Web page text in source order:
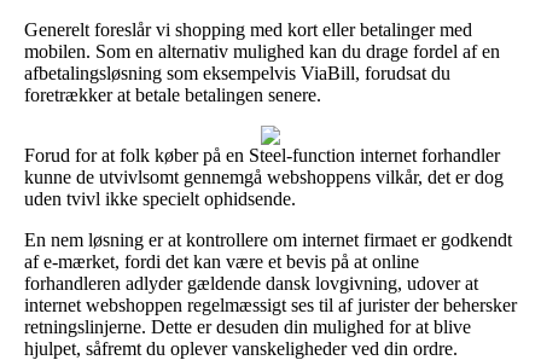
Generelt foreslår vi shopping med kort eller betalinger med
mobilen. Som en alternativ mulighed kan du drage fordel af en
afbetalingsløsning som eksempelvis ViaBill, forudsat du
foretrækker at betale betalingen senere.
Forud for at folk køber på en Steel-function internet forhandler
kunne de utvivlsomt gennemgå webshoppens vilkår, det er dog
uden tvivl ikke specielt ophidsende.
En nem løsning er at kontrollere om internet firmaet er godkendt
af e-mærket, fordi det kan være et bevis på at online
forhandleren adlyder gældende dansk lovgivning, udover at
internet webshoppen regelmæssigt ses til af jurister der behersker
retningslinjerne. Dette er desuden din mulighed for at blive
hjulpet, såfremt du oplever vanskeligheder ved din ordre.